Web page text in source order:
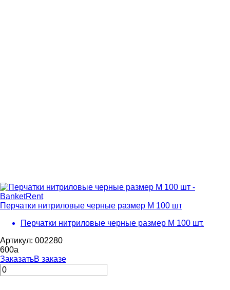
Перчатки нитриловые черные размер M 100 шт
Перчатки нитриловые черные размер M 100 шт.
Артикул: 002280
600a
ЗаказатьВ заказе